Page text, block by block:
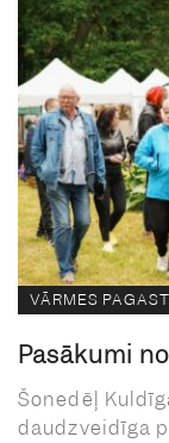
VĀRMES
Pasākumi
Šonedēļ
daudzveidīga